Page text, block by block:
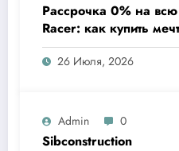
Рассрочка 0% на всю
Racer: как купить
26 Июля, 2026
Admin 0
Sibconstruction